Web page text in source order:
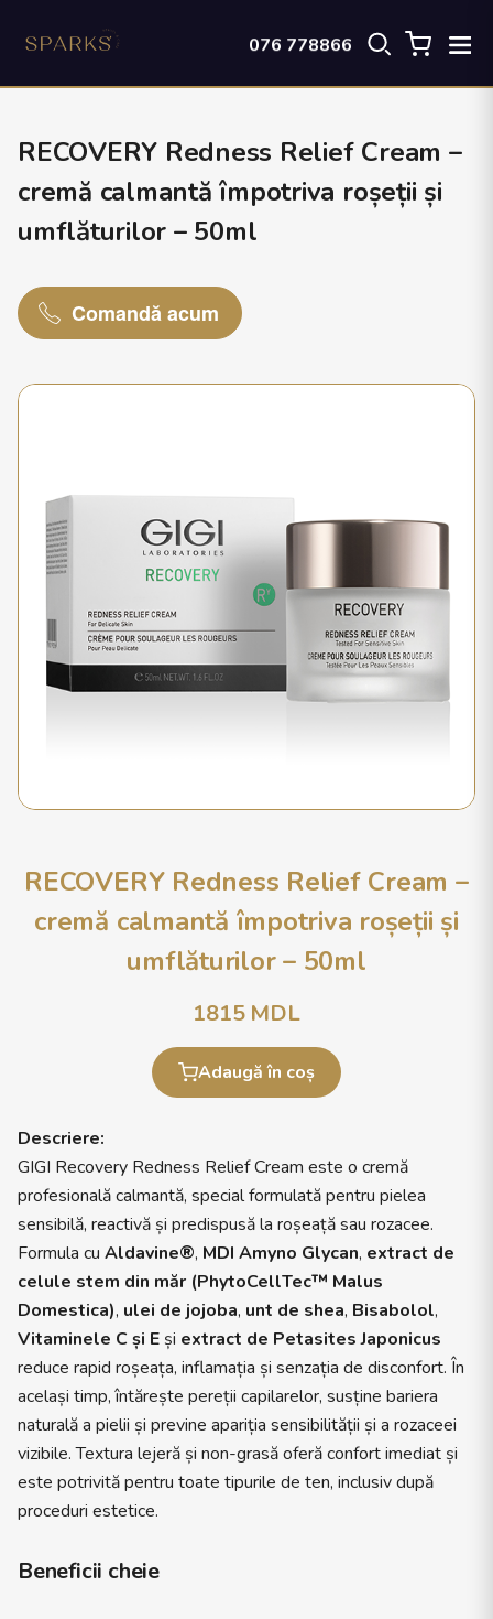
076 778866
RECOVERY Redness Relief Cream –
cremă calmantă împotriva roșeții și
umflăturilor – 50ml
Comandă acum
RECOVERY Redness Relief Cream –
cremă calmantă împotriva roșeții și
umflăturilor – 50ml
1815MDL
Adaugă în coș
Descriere:
GIGI Recovery Redness Relief Cream este o cremă
profesională calmantă, special formulată pentru pielea
sensibilă, reactivă și predispusă la roșeață sau rozacee.
Formula cu Aldavine®, MDI Amyno Glycan, extract de
celule stem din măr (PhytoCellTec™ Malus
Domestica), ulei de jojoba, unt de shea, Bisabolol,
Vitaminele C și E și extract de Petasites Japonicus
reduce rapid roșeața, inflamația și senzația de disconfort. În
același timp, întărește pereții capilarelor, susține bariera
naturală a pielii și previne apariția sensibilității și a rozaceei
vizibile. Textura lejeră și non-grasă oferă confort imediat și
este potrivită pentru toate tipurile de ten, inclusiv după
proceduri estetice.
Beneficii cheie